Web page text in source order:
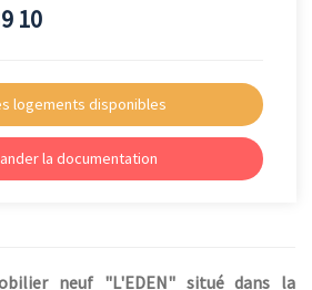
10
logements disponibles
la documentation
neuf "L'EDEN" situé dans la